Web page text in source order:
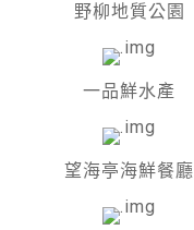
野柳地質公園
一品鮮水產
望海亭海鮮餐廳